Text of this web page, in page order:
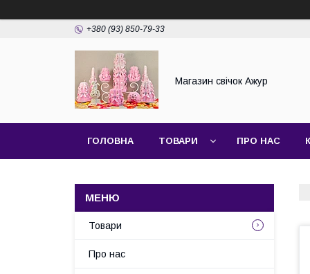
+380 (93) 850-79-33
Магазин свічок Ажур
ГОЛОВНА ТОВАРИ ПРО НАС
Товари
Про нас